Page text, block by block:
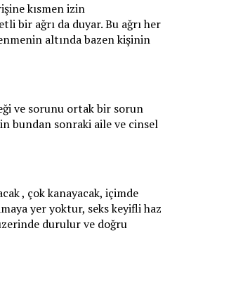
kısmen izin
bir ağrı da duyar. Bu ağrı her
altında bazen kişinin
ve sorunu ortak bir sorun
bundan sonraki aile ve cinsel
, çok kanayacak, içimde
yer yoktur, seks keyifli haz
durulur ve doğru